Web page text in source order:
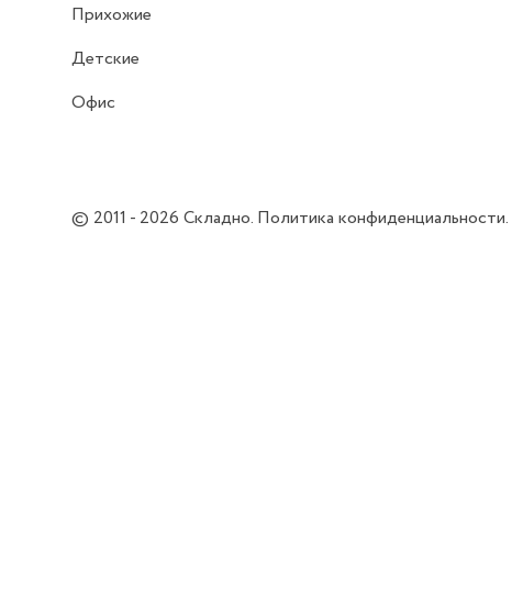
Прихожие
Детские
Офис
© 2011 - 2026Складно. Политика конфиденциальности.